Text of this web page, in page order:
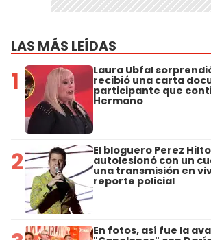
LAS MÁS LEÍDAS
1 Laura Ubfal
recibió una carta
participante que
Hermano
2 El bloguero Perez
autolesionó con un
una transmisión en
reporte policial
En fotos, así fue la